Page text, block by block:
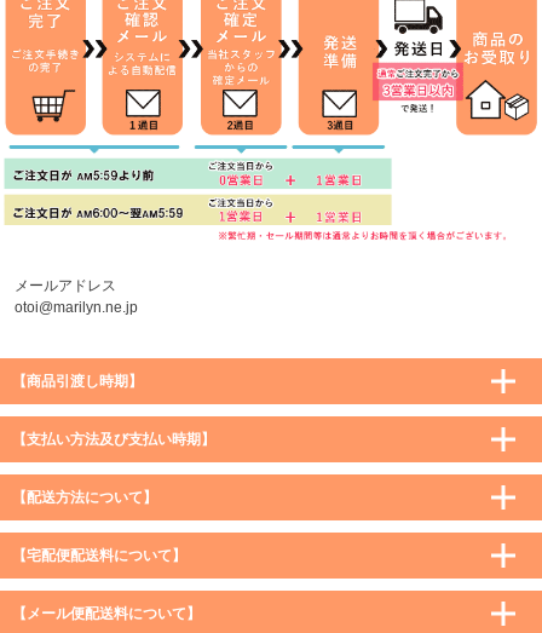
メールアドレス
otoi@marilyn.ne.jp
【商品引渡し時期】
【支払い方法及び支払い時期】
【配送方法について】
【宅配便配送料について】
購入価格 ／ 地域 通常 沖縄・離島など一部地域
【メール便配送料について】